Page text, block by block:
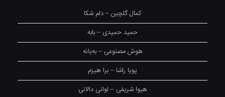
کمال گلچین – دلم شکا
حمید حمیدی – بابه
هوش مصنوعی – بەیانە
پویا راشا – برا هیزم
هیوا شریفی – لوانی دالانی